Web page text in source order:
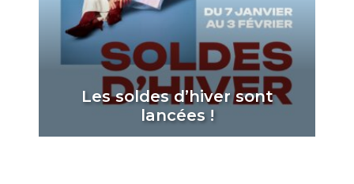
Les soldes d’hiver sont
lancées !